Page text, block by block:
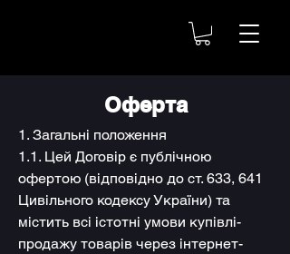
Оферта
1. Загальні положення
1.1. Цей Договір є публічною
офертою (відповідно до ст. 633, 641
Цивільного кодексу України) та
містить всі істотні умови купівлі-
продажу товарів через інтернет-